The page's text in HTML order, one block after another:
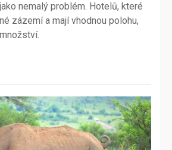
nemalý problém. Hotelů, které
zázemí a mají vhodnou polohu,